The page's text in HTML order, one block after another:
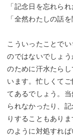
「記念日を忘れられ
「全然わたしの話
こういったことで
のではないでしょ
のために汗水たら
います。忙しくて
てあるでしょう。
られなかったり、
りすることもあり
のように対処すれ